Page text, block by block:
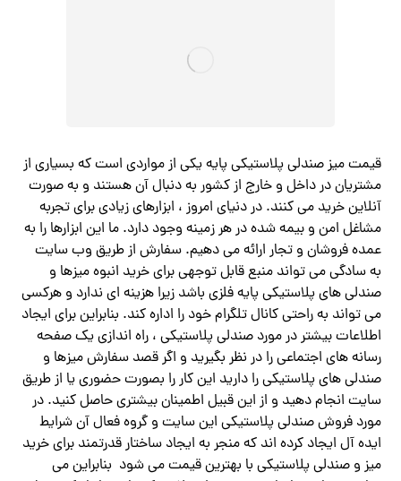
قیمت میز صندلی پلاستیکی پایه یکی از مواردی است که بسیاری از
مشتریان در داخل و خارج از کشور به دنبال آن هستند و به صورت
آنلاین خرید می کنند. در دنیای امروز ، ابزارهای زیادی برای تجربه
مشاغل امن و بیمه شده در هر زمینه وجود دارد. ما این ابزارها را به
عمده فروشان و تجار ارائه می دهیم. سفارش از طریق وب سایت
به سادگی می تواند منبع قابل توجهی برای خرید انبوه میزها و
صندلی های پلاستیکی پایه فلزی باشد زیرا هزینه ای ندارد و هرکسی
می تواند به راحتی کانال تلگرام خود را اداره کند. بنابراین برای ایجاد
اطلاعات بیشتر در مورد صندلی پلاستیکی ، راه اندازی یک صفحه
رسانه های اجتماعی را در نظر بگیرید و اگر قصد سفارش میزها و
صندلی های پلاستیکی را دارید این کار را بصورت حضوری یا از طریق
سایت انجام دهید و از این قبیل اطمینان بیشتری حاصل کنید. در
مورد فروش صندلی پلاستیکی این سایت و گروه فعال آن شرایط
ایده آل ایجاد کرده اند که منجر به ایجاد ساختار قدرتمند برای خرید
میز و صندلی پلاستیکی با بهترین قیمت می شود بنابراین می